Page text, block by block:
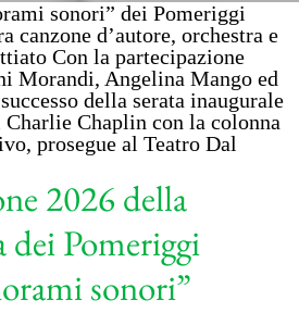
sonori” dei Pomeriggi
canzone d’autore, orchestra e
Con la partecipazione
Morandi, Angelina Mango ed
della serata inaugurale
Chaplin con la colonna
prosegue al Teatro Dal
2026 della
dei Pomeriggi
sonori”